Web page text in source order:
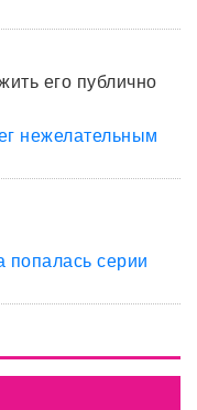
его публично
нежелательным
попалась серии